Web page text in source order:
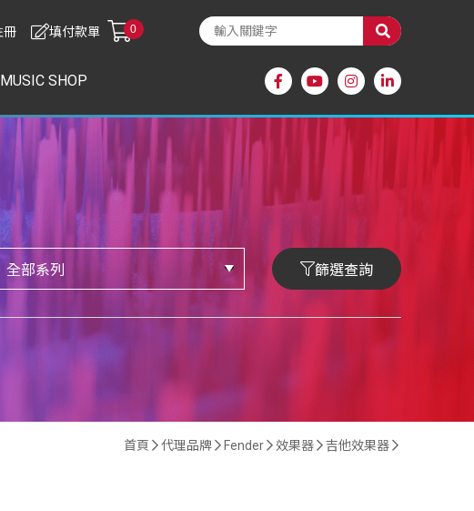
冊 0
填付款單
MUSIC SHOP
篩選查詢
首頁 代理品牌 Fender 效果器 吉他效果器